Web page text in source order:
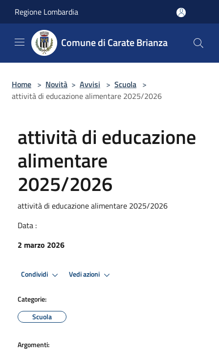
Regione Lombardia
Comune di Carate Brianza
Home > Novità > Avvisi > Scuola >
attività di educazione alimentare 2025/2026
attività di educazione
alimentare
2025/2026
attività di educazione alimentare 2025/2026
Data :
2 marzo 2026
Condividi Vedi azioni
Categorie:
Scuola
Argomenti: